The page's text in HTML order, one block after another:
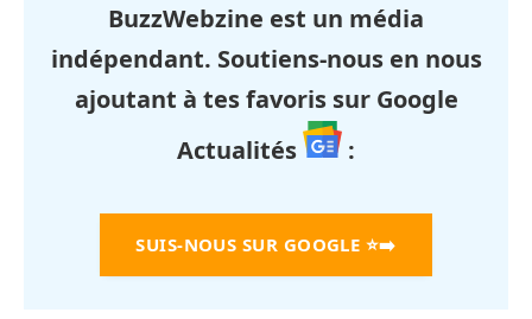
BuzzWebzine est un média
indépendant. Soutiens-nous en nous
ajoutant à tes favoris sur Google
Actualités
:
SUIS-NOUS SUR GOOGLE ⭐➡️